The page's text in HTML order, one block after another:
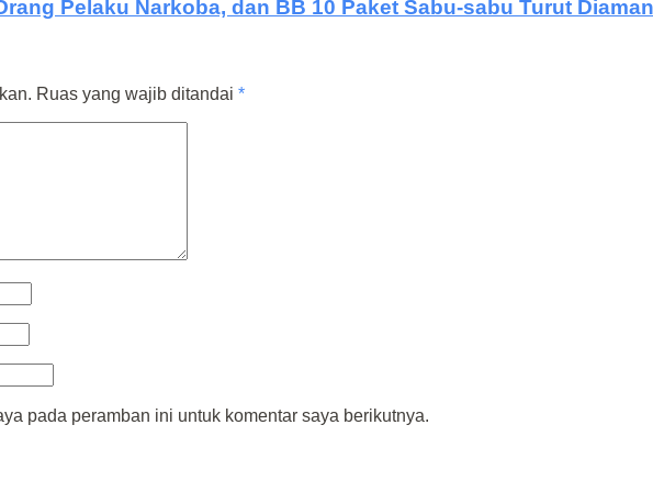
Pelaku Narkoba, dan BB 10 Paket Sabu-sabu Turut
Ruas yang wajib ditandai *
pada peramban ini untuk komentar saya berikutnya.